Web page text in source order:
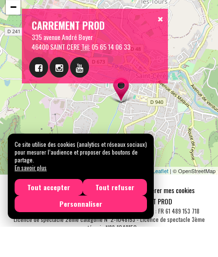
CARREMENT PROD
335 avenue André Boyer
46400 SAINT CERETél:05 65 14 06 33
−
Leaflet | © OpenStreetMap
Mentions légales Confidentialité
Gérer mes cookies
Tous droits réservés © 2026 |
CARREMENT PROD
N° SIRET : 489 153 718 00031 - APE : 9001 Z - N° TVA Int. : FR 61 489 153 718
Licence de spectacle 2ème catégorie N°2-1048153 - Licence de spectacle 3ème
catégorie N°3-1048152
Ce site utilise des cookies (analytics et réseaux sociaux)
pour mesurer l’audience et proposer des boutons de
partage.
En savoir plus
Tout accepter
Tout refuser
Personnaliser